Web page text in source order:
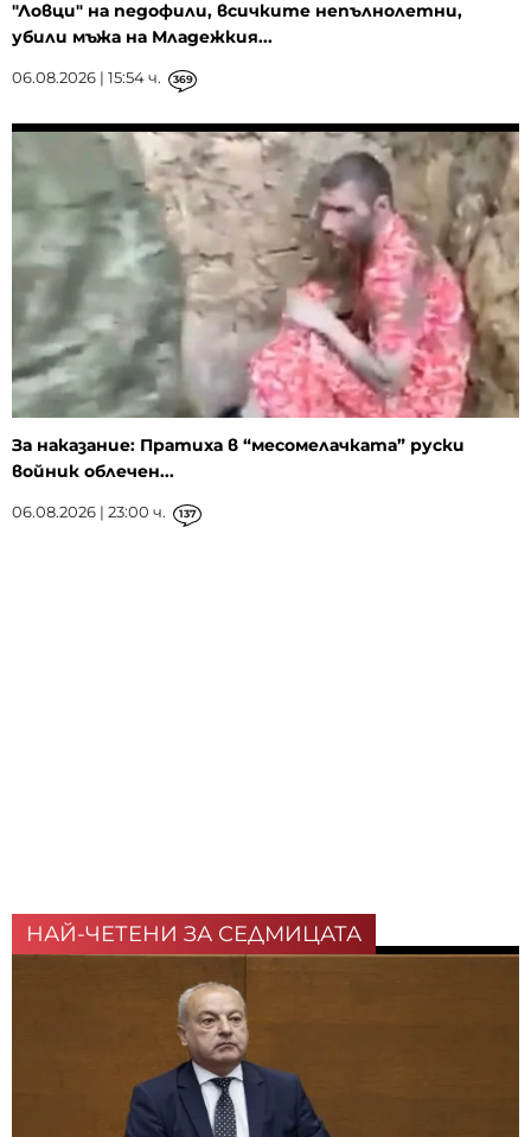
"Ловци" на педофили, всичките непълнолетни,
убили мъжа на Младежкия...
06.08.2026 | 15:54 ч. 369
За наказание: Пратиха в “месомелачката” руски
войник облечен...
06.08.2026 | 23:00 ч. 137
НАЙ-ЧЕТЕНИ ЗА СЕДМИЦАТА